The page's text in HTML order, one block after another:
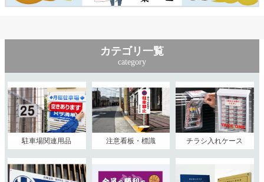
カテゴリ一覧
category
駐車場関連用品 注意看板・標識 チラシ入れケース